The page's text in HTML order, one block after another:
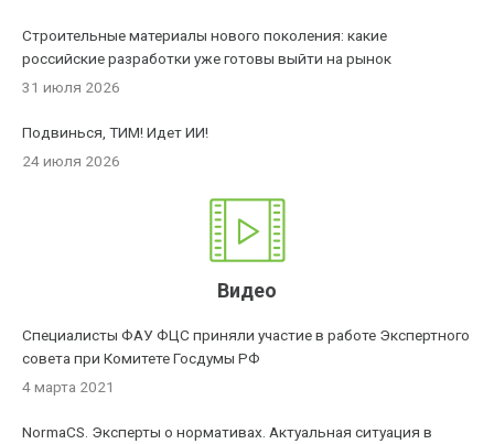
Строительные материалы нового поколения: какие
российские разработки уже готовы выйти на рынок
31 июля 2026
Подвинься, ТИМ! Идет ИИ!
24 июля 2026
Видео
Специалисты ФАУ ФЦС приняли участие в работе Экспертного
совета при Комитете Госдумы РФ
4 марта 2021
NormaCS. Эксперты о нормативах. Актуальная ситуация в